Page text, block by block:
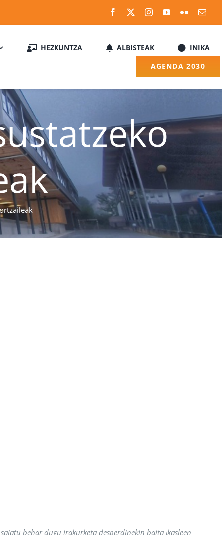
HEZKUNTZA ALBISTEAK
INIKA
AGENDA 2030
behar dugu irakurketa desberdinekin baita ikasleen